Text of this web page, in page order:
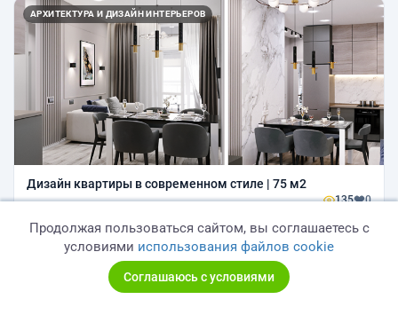
АРХИТЕКТУРА И ДИЗАЙН ИНТЕРЬЕРОВ
Дизайн квартиры в современном стиле | 75 м2
135 0
АРХИТЕКТУРА И ДИЗАЙН ИНТЕРЬЕРОВ
Продолжая пользоваться сайтом, вы соглашаетесь с
условиями использования файлов cookie
Соглашаюсь с условиями